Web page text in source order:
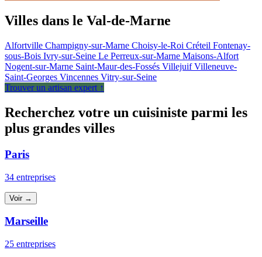
Villes dans le Val-de-Marne
Alfortville Champigny-sur-Marne Choisy-le-Roi Créteil Fontenay-
sous-Bois Ivry-sur-Seine Le Perreux-sur-Marne Maisons-Alfort
Nogent-sur-Marne Saint-Maur-des-Fossés VillejuifVilleneuve-
Saint-Georges Vincennes Vitry-sur-Seine
Trouver un artisan expert ↑
Recherchez votre un cuisiniste parmi les
plus grandes villes
Paris
34 entreprises
Voir →
Marseille
25 entreprises